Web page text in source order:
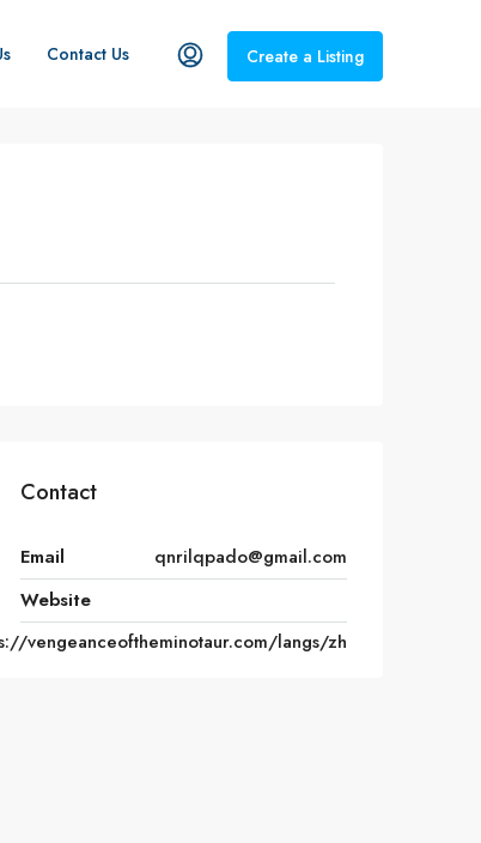
Contact Us Create a Listing
Contact
Email
qnrilqpado@gmail.com
Website
vengeanceoftheminotaur.com/langs/zh